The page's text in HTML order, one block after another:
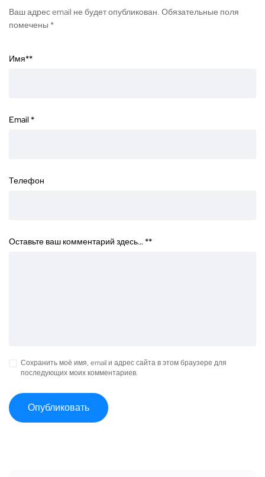
Ваш адрес email не будет опубликован. Обязательные поля
помечены *
Имя**
Email *
Телефон
Оставьте ваш комментарий здесь… **
Сохранить моё имя, email и адрес сайта в этом браузере для
последующих моих комментариев.